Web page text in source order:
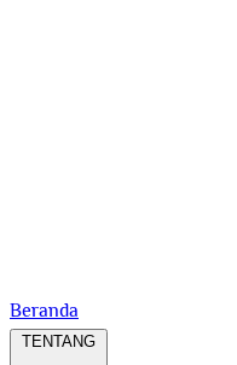
Beranda
TENTANG